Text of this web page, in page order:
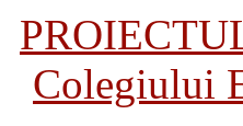
Colegiului